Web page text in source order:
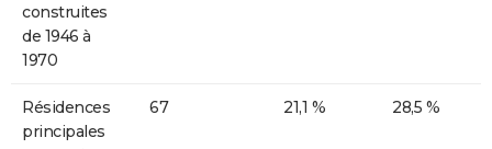
construites
de 1946 à
1970
Résidences
principales
67 21,1 % 28,5 %